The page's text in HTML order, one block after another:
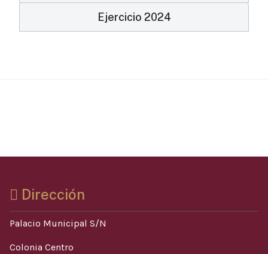
Ejercicio 2024
Dirección
Palacio Municipal S/N
Colonia Centro